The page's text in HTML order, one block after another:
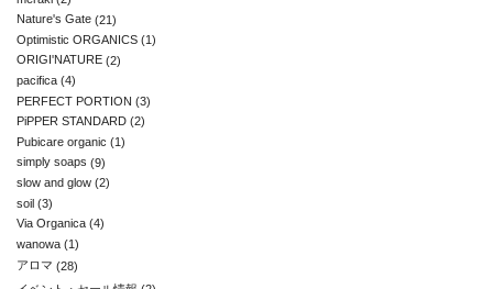
Nature's Gate (21)
Optimistic ORGANICS (1)
ORIGI'NATURE (2)
pacifica (4)
PERFECT PORTION (3)
PiPPER STANDARD (2)
Pubicare organic (1)
simply soaps (9)
slow and glow (2)
soil (3)
Via Organica (4)
wanowa (1)
アロマ (28)